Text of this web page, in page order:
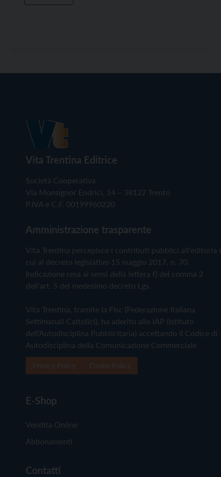
Vita Trentina Editrice
Società Cooperativa
Via Monsignor Endrici, 14 – 38122 Trento
P.IVA e C.F. 00199960220
Amministrazione trasparente
Vita Trentina percepisce i contributi pubblici all'editoria
cui al decreto legislativo 15 maggio 2017, n. 70.
Indicazione resa ai sensi della lettera f) del comma 2
dell'art. 5 del medesimo decreto Lgs.
Vita Trentina, tramite la Fisc (Federazione Italiana
Settimanali Cattolici), ha aderito allo IAP (Istituto
dell'Autodisciplina Pubblicitaria) accettando il Codice di
Autodisciplina della Comunicazione Commerciale
E-Shop
Vendita Online
Abbonamenti
Contatti